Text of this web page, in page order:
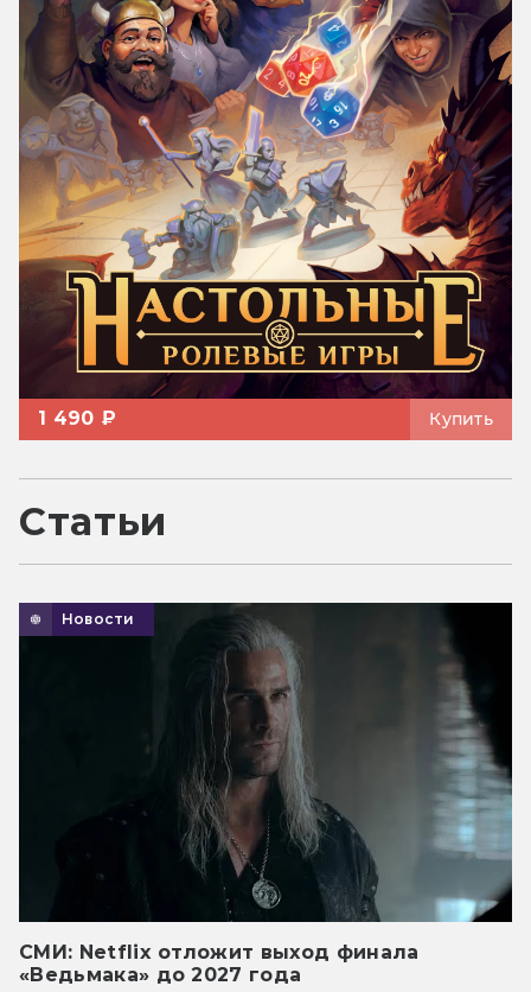
1 490 ₽ Купить
Статьи
Новости
СМИ: Netflix отложит выход финала
«Ведьмака» до 2027 года